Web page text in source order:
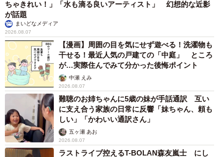
ちゃきれい！」「水も滴る良いアーティスト」 幻想的な近影
が話題
まいどなメディア
2026.08.07
【漫画】周囲の目を気にせず遊べる！洗濯物も
干せる！最近人気の戸建ての「中庭」 ところ
が…実際住んでみて分かった後悔ポイント
中瀬 えみ
2026.08.07
難聴のお姉ちゃんに5歳の妹が手話通訳 互い
に支え合う家族の日常に反響「妹ちゃん、頼も
しい」「かわいい通訳さん」
五ヶ瀬 あお
2026.08.07
ラストライブ控えるT-BOLAN森友嵐士 にし